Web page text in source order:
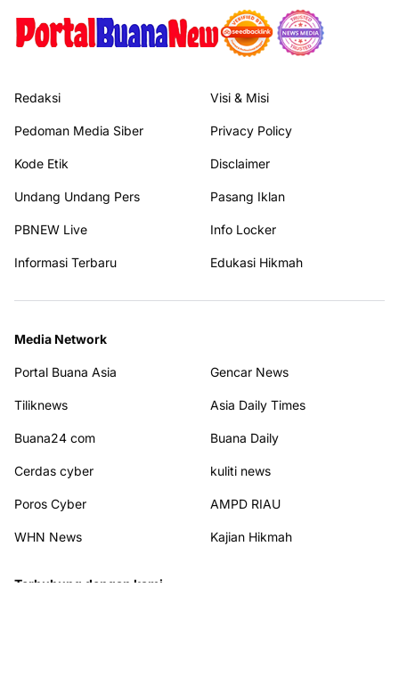
Redaksi Visi & Misi
Pedoman Media Siber Privacy Policy
Kode Etik Disclaimer
Undang Undang Pers Pasang Iklan
PBNEW Live Info Locker
Informasi Terbaru Edukasi Hikmah
Media Network
Portal Buana Asia Gencar News
Tiliknews Asia Daily Times
Buana24 com Buana Daily
Cerdas cyber kuliti news
Poros Cyber AMPD RIAU
WHN News Kajian Hikmah
Terhubung dengan kami